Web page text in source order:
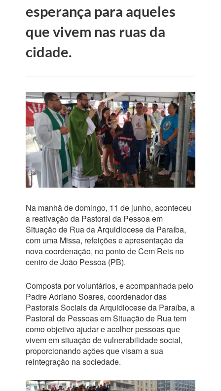
esperança para aqueles
que vivem nas ruas da
cidade.
Na manhã de domingo, 11 de junho, aconteceu
a reativação da Pastoral da Pessoa em
Situação de Rua da Arquidiocese da Paraíba,
com uma Missa, refeições e apresentação da
nova coordenação, no ponto de Cem Reis no
centro de João Pessoa (PB).
Composta por voluntários, e acompanhada pelo
Padre Adriano Soares, coordenador das
Pastorais Sociais da Arquidiocese da Paraíba, a
Pastoral de Pessoas em Situação de Rua tem
como objetivo ajudar e acolher pessoas que
vivem em situação de vulnerabilidade social,
proporcionando ações que visam a sua
reintegração na sociedade.